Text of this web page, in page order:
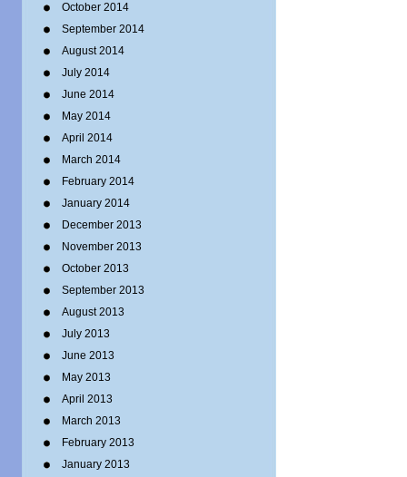
October 2014
September 2014
August 2014
July 2014
June 2014
May 2014
April 2014
March 2014
February 2014
January 2014
December 2013
November 2013
October 2013
September 2013
August 2013
July 2013
June 2013
May 2013
April 2013
March 2013
February 2013
January 2013